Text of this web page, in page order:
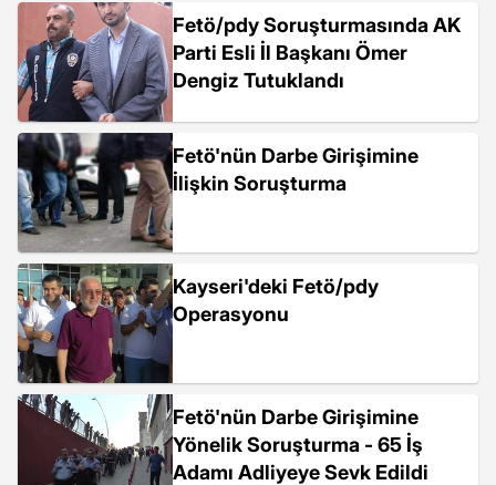
Fetö/pdy Soruşturmasında AK
Parti Esli İl Başkanı Ömer
Dengiz Tutuklandı
Fetö'nün Darbe Girişimine
İlişkin Soruşturma
Kayseri'deki Fetö/pdy
Operasyonu
Fetö'nün Darbe Girişimine
Yönelik Soruşturma - 65 İş
Adamı Adliyeye Sevk Edildi